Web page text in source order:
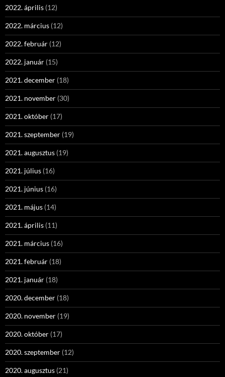
2022. április (12)
2022. március (12)
2022. február (12)
2022. január (15)
2021. december (18)
2021. november (30)
2021. október (17)
2021. szeptember (19)
2021. augusztus (19)
2021. július (16)
2021. június (16)
2021. május (14)
2021. április (11)
2021. március (16)
2021. február (18)
2021. január (18)
2020. december (18)
2020. november (19)
2020. október (17)
2020. szeptember (12)
2020. augusztus (21)